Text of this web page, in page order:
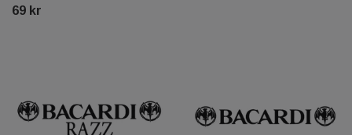
69 kr